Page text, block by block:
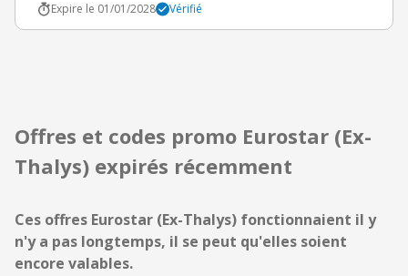
Expire le 01/01/2028
Vérifié
Offres et codes promo Eurostar (Ex-
Thalys) expirés récemment
Ces offres Eurostar (Ex-Thalys) fonctionnaient il y
n'y a pas longtemps, il se peut qu'elles soient
encore valables.